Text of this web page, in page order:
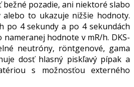
bežné pozadie, ani niektoré slabo
to ukazuje nižšie hodnoty.
po 4 sekundy a po 4 sekundách
hodnote v mR/h. DKS-
neutróny, röntgenové, gama
dosť hlasný piskľavý pípak a
s možnosťou externého